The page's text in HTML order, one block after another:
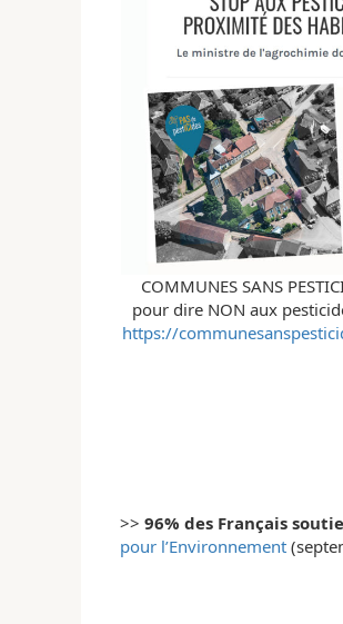
COMMUNES SANS
pour dire NON aux
https://
>>96% des Français
pour l’Environnement